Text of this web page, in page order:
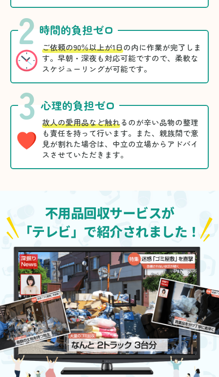
2 時間的負担ゼロ
ご依頼の90％以上が1日の内に作業が完了しま
す。早朝・深夜も対応可能ですので、柔軟な
スケジューリングが可能です。
3 心理的負担ゼロ
故人の愛用品など触れるのが辛い品物の整理
も責任を持って行います。また、親族間で意
見が割れた場合は、中立の立場からアドバイ
スさせていただきます。
不用品回収サービスが
「テレビ」で紹介されました！